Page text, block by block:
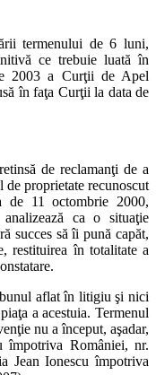
termenului de 6 luni,
ce trebuie luată în
2003 a Curţii de Apel
în faţa Curţii la data de
de reclamanţi de a
proprietate recunoscut
de 11 octombrie 2000,
ca o situaţie
succes să îi pună capăt,
restituirea în totalitate a
aflat în litigiu şi nici
a acestuia. Termenul
nu a început, aşadar,
împotriva României, nr.
Jean Ionescu împotriva